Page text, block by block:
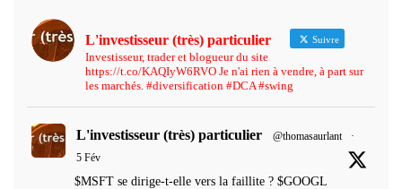
L'investisseur (très) particulier Suivre
Investisseur, trader et blogueur du site
https://t.co/KAQIyW6RVO Je n'ai rien à vendre, à part sur
les marchés. #diversification #DCA #swing
L'investisseur (très) particulier @thomasaurlant
·
5 Fév
$MSFT se dirige-t-elle vers la faillite ? $GOOGL